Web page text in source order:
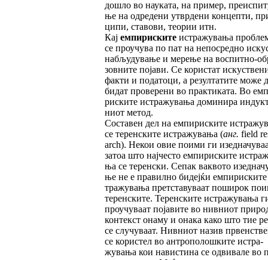
дошло во науката, на пример,
ње на одредени утврдени концепти,
ципи, ставови, теории итн.
Кај емпириските истражувања
се проучува по пат на непосредно
набљудување и мерење на воспитно-
зов­ните појави. Се користат
фак­ти и податоци, а резултатите може
би­дат проверени во практиката. Во
рис­ките истражувања доминира
ни­от метод.
Составен дел на емпириските
се теренските истражувања (анг. field
arch). Некои овие поими ги
затоа што најчесто емпириските
ња се теренски. Сепак ваквото
ње не е правилно бидејќи
тра­жу­ва­ња претставуваат поширок
теренските. Теренските истражувања
проу­­чуваат појавите во нивниот
контекст онаму и онака како што тие
се случуваат. Нивниот назив
се користел во антрополошките ис­тра­
жувања кои навистина се одвивале во